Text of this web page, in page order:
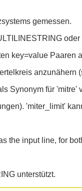
gemessen.
key=value
anzunähern
Synonym für 'mitre'
'miter_limit'
the input line, for
unterstützt.